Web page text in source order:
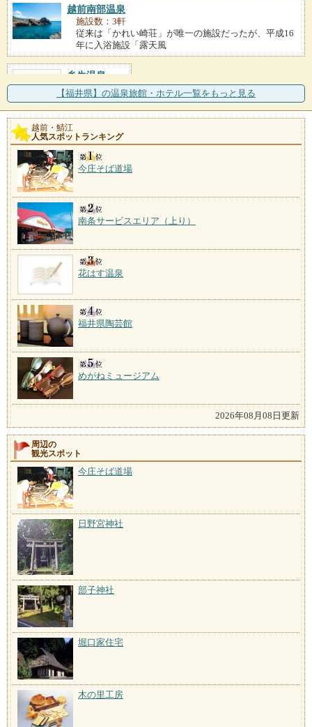
越前南部温泉
施設数：3軒
従来は「かれい崎荘」が唯一の施設だったが、平成16
年に入浴施設「露天風
糸生温泉
施設数：1軒
花はす温泉
施設数：1軒
一軒宿「そまやま」が湯元。注目は、アミノ酸やビタ
ミンを豊富に含む花はす
【福井県】の温泉旅館・ホテル一覧をもっと見る
越前・鯖江
人気スポットランキング
今庄そば道場
南条サービスエリア（上り）
花はす温泉
福井県陶芸館
めがねミュージアム
2026年08月08日更新
周辺の
観光スポット
今庄そば道場
日野宮神社
部子神社
堀口家住宅
木の里工房